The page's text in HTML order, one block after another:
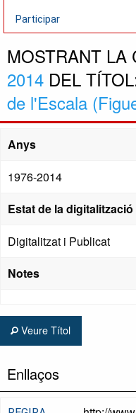
Participar
MOSTRANT LA
2014 DEL
de l'Escala
Anys
1976-2014
Estat de la digitalització
Digitalitzat i Publicat
Notes
Veure Títol
Enllaços